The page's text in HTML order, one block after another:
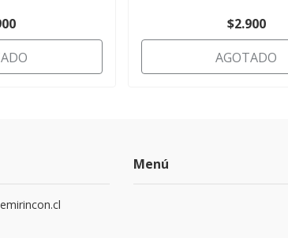
$2.900
AGOTADO
Menú